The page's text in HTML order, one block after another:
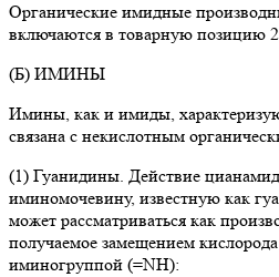
Органические имидные
включаются в товарную позицию
(Б) ИМИНЫ
Имины, как и имиды,
связана с некислотным
(1) Гуанидины. Действие
иминомочевину, известную как
может рассматриваться как
получаемое замещением
иминогруппой (=NH):